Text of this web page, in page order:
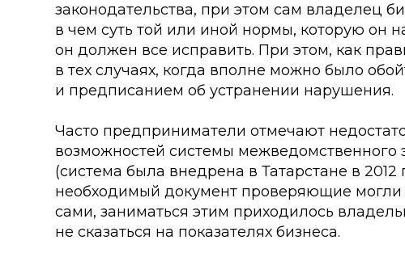
законодательства, при этом сам владелец
в чем суть той или иной нормы, которую он
он должен все исправить. При этом, как
в тех случаях, когда вполне можно было
и предписанием об устранении нарушения.
Часто предприниматели отмечают
возможностей системы межведомственного
(система была внедрена в Татарстане в 2012
необходимый документ проверяющие могли
сами, заниматься этим приходилось
не сказаться на показателях бизнеса.